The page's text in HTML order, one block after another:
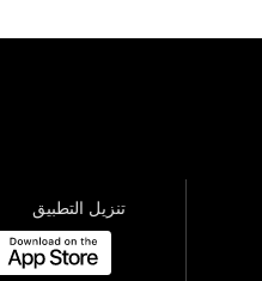
تنزيل التطبيق